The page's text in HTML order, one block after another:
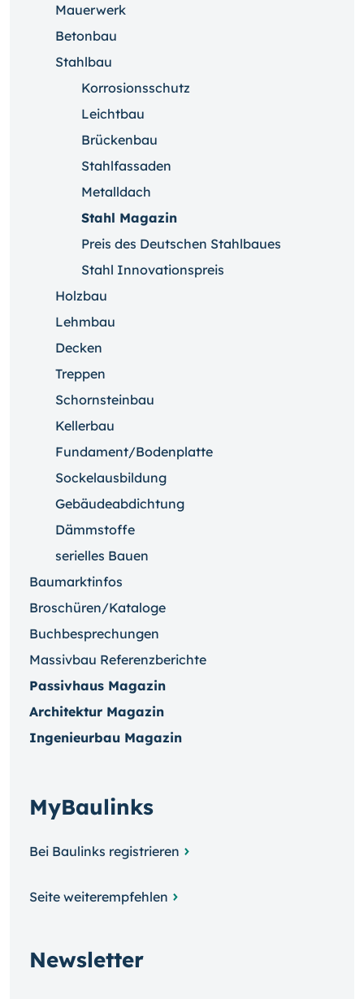
Mauerwerk
Betonbau
Stahlbau
Korrosionsschutz
Leichtbau
Brückenbau
Stahlfassaden
Metalldach
Stahl Magazin
Preis des Deutschen Stahlbaues
Stahl Innovationspreis
Holzbau
Lehmbau
Decken
Treppen
Schornsteinbau
Kellerbau
Fundament/Bodenplatte
Sockelausbildung
Gebäudeabdichtung
Dämmstoffe
serielles Bauen
Baumarktinfos
Broschüren/Kataloge
Buchbesprechungen
Massivbau Referenzberichte
Passivhaus Magazin
Architektur Magazin
Ingenieurbau Magazin
MyBaulinks
Bei Baulinks registrieren
Seite weiterempfehlen
Newsletter